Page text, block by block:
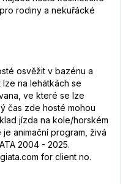
rodiny a nekuřácké
osvěžit v bazénu a
na lehátkách se
ve které se lze
čas zde hosté mohou
jízda na kole/horském
animační program, živá
2004 - 2025.
for client no.